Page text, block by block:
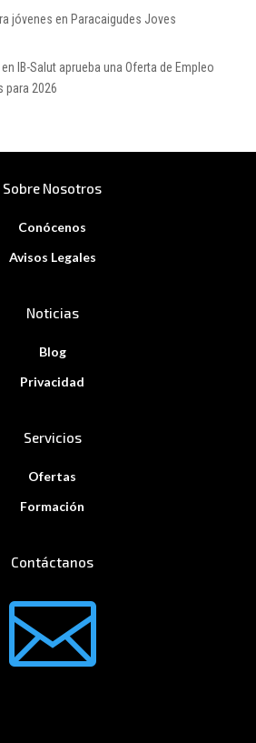
jóvenes en Paracaigudes Joves
en IB-Salut aprueba una Oferta de Empleo
para 2026
Sobre Nosotros
Conócenos
Avisos Legales
Noticias
Blog
Privacidad
Servicios
Ofertas
Formación
Contáctanos
